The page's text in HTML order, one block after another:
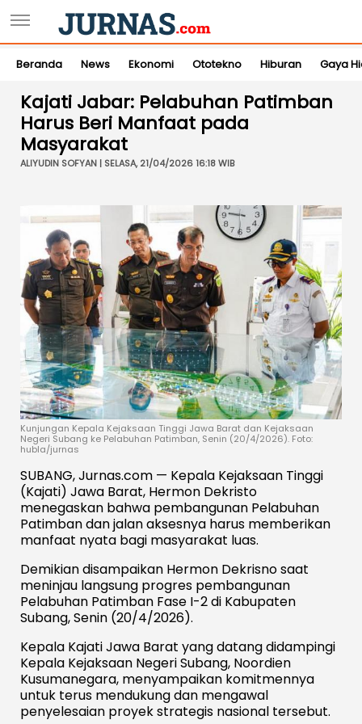
Beranda News Ekonomi Ototekno Hiburan Gaya
Kajati Jabar: Pelabuhan Patimban
Harus Beri Manfaat pada
Masyarakat
ALIYUDIN SOFYAN | SELASA, 21/04/2026 16:18 WIB
Kunjungan Kepala Kejaksaan Tinggi Jawa Barat dan Kejaksaan
Negeri Subang ke Pelabuhan Patimban, Senin (20/4/2026). Foto:
hubla/jurnas
SUBANG, Jurnas.com — Kepala Kejaksaan Tinggi
(Kajati) Jawa Barat, Hermon Dekristo
menegaskan bahwa pembangunan Pelabuhan
Patimban dan jalan aksesnya harus memberikan
manfaat nyata bagi masyarakat luas.
Demikian disampaikan Hermon Dekrisno saat
meninjau langsung progres pembangunan
Pelabuhan Patimban Fase I-2 di Kabupaten
Subang, Senin (20/4/2026).
Kepala Kajati Jawa Barat yang datang didampingi
Kepala Kejaksaan Negeri Subang, Noordien
Kusumanegara, menyampaikan komitmennya
untuk terus mendukung dan mengawal
penyelesaian proyek strategis nasional tersebut.